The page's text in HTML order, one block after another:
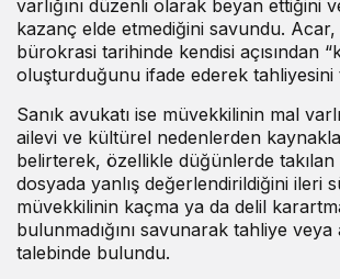
varlığını düzenli olarak beyan ettiğini
kazanç elde etmediğini savundu. Acar,
bürokrasi tarihinde kendisi açısından
oluşturduğunu ifade ederek tahliyesini
Sanık avukatı ise müvekkilinin mal
ailevi ve kültürel nedenlerden
belirterek, özellikle düğünlerde takılan
dosyada yanlış değerlendirildiğini ileri
müvekkilinin kaçma ya da delil
bulunmadığını savunarak tahliye
talebinde bulundu.